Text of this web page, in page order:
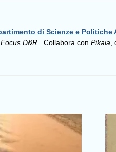
di Scienze e Politiche
Focus D&R . Collabora con Pikaia